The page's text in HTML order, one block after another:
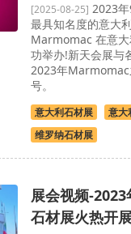
[2025-08-25] 2023
最具知名度的意大
Marmomac 在意
功举办!新天会展与
2023年
号。
意大利石材展
意大
维罗纳石材展
展会视频-
石材展火热开